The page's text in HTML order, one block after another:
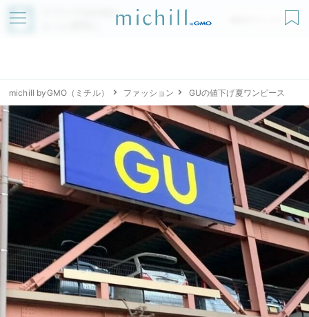
アプリでmichillが
無料ダウンロード
michill byGMO（ミチル） ファッション GUの値下げ夏ワンピース